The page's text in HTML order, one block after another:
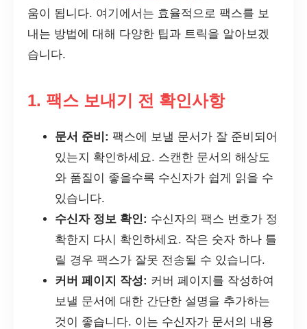
움이 됩니다. 여기에서는 효율적으로 팩스를 보
내는 방법에 대해 다양한 팁과 트릭을 알아보겠
습니다.
1. 팩스 보내기 전 확인사항
문서 준비: 팩스에 보낼 문서가 잘 준비되어
있는지 확인하세요. 스캔한 문서의 해상도
와 품질이 좋을수록 수신자가 쉽게 읽을 수
있습니다.
수신자 정보 확인: 수신자의 팩스 번호가 정
확한지 다시 확인하세요. 작은 숫자 하나 틀
릴 경우 팩스가 잘못 전송될 수 있습니다.
커버 페이지 작성: 커버 페이지를 작성하여
보낼 문서에 대한 간단한 설명을 추가하는
것이 좋습니다. 이는 수신자가 문서의 내용